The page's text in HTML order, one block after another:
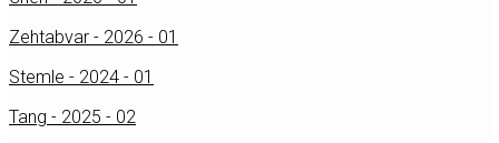
Zehtabvar - 2026 - 01
Stemle - 2024 - 01
Tang - 2025 - 02